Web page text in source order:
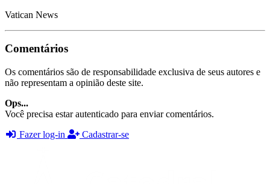
Vatican News
Comentários
Os comentários são de responsabilidade exclusiva de seus autores e
não representam a opinião deste site.
Ops...
Você precisa estar autenticado para enviar comentários.
Fazer log-in
Cadastrar-se